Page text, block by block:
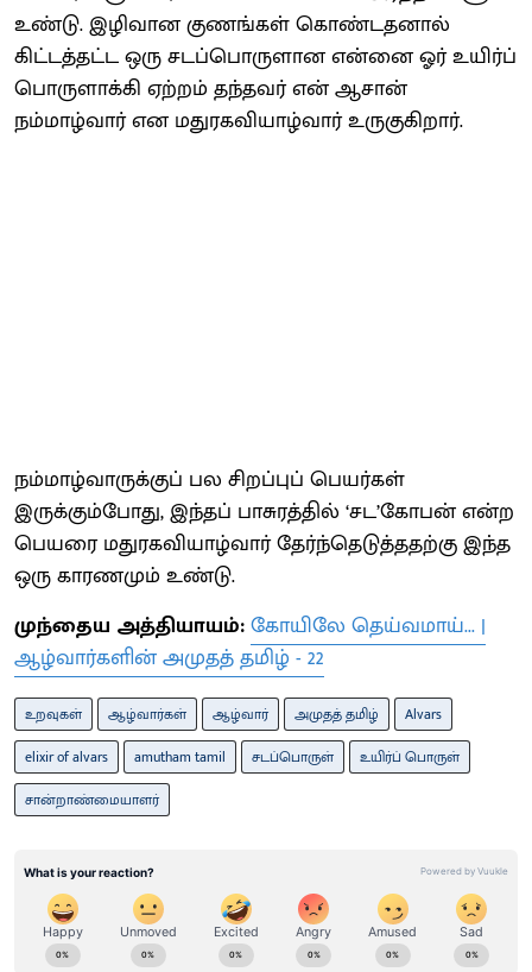
உண்டு. இழிவான குணங்கள் கொண்டதனால்
கிட்டத்தட்ட ஒரு சடப்பொருளான என்னை ஓர் உயிர்ப்
பொருளாக்கி ஏற்றம் தந்தவர் என் ஆசான்
நம்மாழ்வார் என மதுரகவியாழ்வார் உருகுகிறார்.
நம்மாழ்வாருக்குப் பல சிறப்புப் பெயர்கள்
இருக்கும்போது, இந்தப் பாசுரத்தில் ‘சட’கோபன் என்ற
பெயரை மதுரகவியாழ்வார் தேர்ந்தெடுத்ததற்கு இந்த
ஒரு காரணமும் உண்டு.
முந்தைய அத்தியாயம்:கோயிலே தெய்வமாய்... |
ஆழ்வார்களின் அமுதத் தமிழ் - 22
உறவுகள் ஆழ்வார்கள் ஆழ்வார் அமுதத் தமிழ்
Alvars
elixir of alvars
amutham tamil சடப்பொருள்
உயிர்ப் பொருள்
சான்றாண்மையாளர்